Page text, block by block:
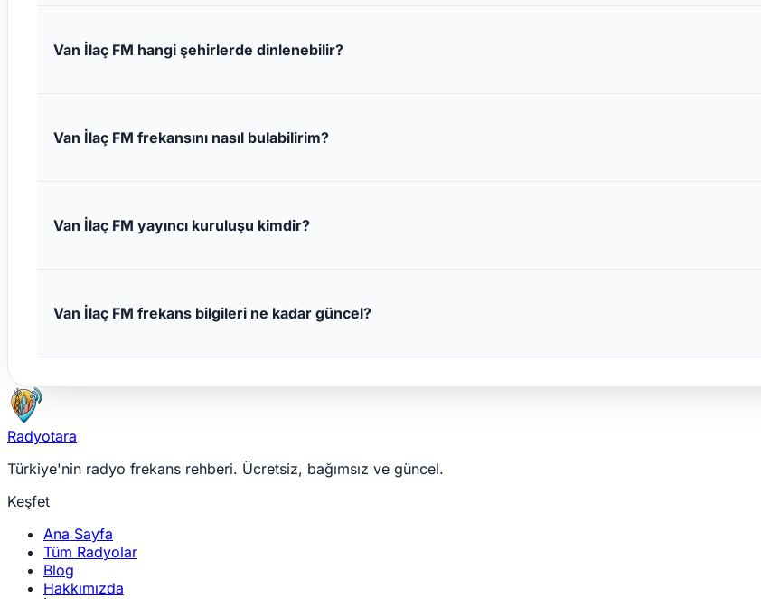
Van İlaç FM hangi şehirlerde dinlenebilir?
Van İlaç FM frekansını nasıl bulabilirim?
Van İlaç FM yayıncı kuruluşu kimdir?
Van İlaç FM frekans bilgileri ne kadar güncel?
Radyotara
Türkiye'nin radyo frekans rehberi. Ücretsiz, bağımsız ve güncel.
Keşfet
Ana Sayfa
Tüm Radyolar
Blog
Hakkımızda